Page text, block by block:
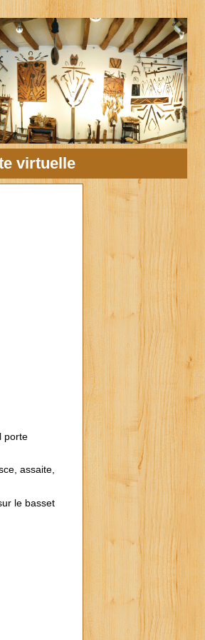
virtuelle
porte
assaite,
le basset